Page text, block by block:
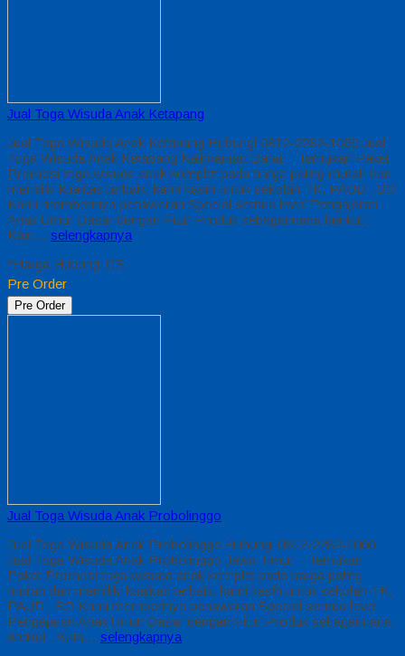
Jual Toga Wisuda Anak Ketapang
Jual Toga Wisuda Anak Ketapang Hubungi 0812-2282-1060 Jual
Toga Wisuda Anak Ketapang Kalimantan Barat – Temukan Paket
Promosi toga wisuda anak komplet pada harga paling murah dan
memiliki kualitas terbaik, kami kasih untuk sekolah TK, PAUD , SD
Kami memberinya penawaran Special semua level Pengajaran
Anak Umur Dasar dengan Fitur Produk sebagaimana berikut :
Kain… selengkapnya
*Harga Hubungi CS
Pre Order
Pre Order
Jual Toga Wisuda Anak Probolinggo
Jual Toga Wisuda Anak Probolinggo Hubungi 0812-2282-1060
Jual Toga Wisuda Anak Probolinggo Jawa Timur – Temukan
Paket Promosi toga wisuda anak komplet pada harga paling
murah dan memiliki kualitas terbaik, kami kasih untuk sekolah TK,
PAUD , SD Kami memberinya penawaran Special semua level
Pengajaran Anak Umur Dasar dengan Fitur Produk sebagaimana
berikut : Kain… selengkapnya